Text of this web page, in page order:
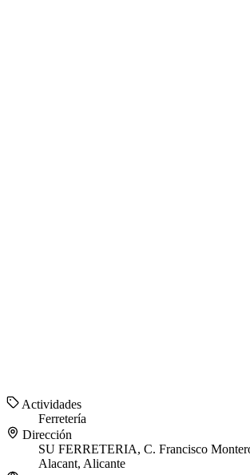
Actividades
Ferretería
Dirección
SU FERRETERIA, C. Francisco
Alacant, Alicante